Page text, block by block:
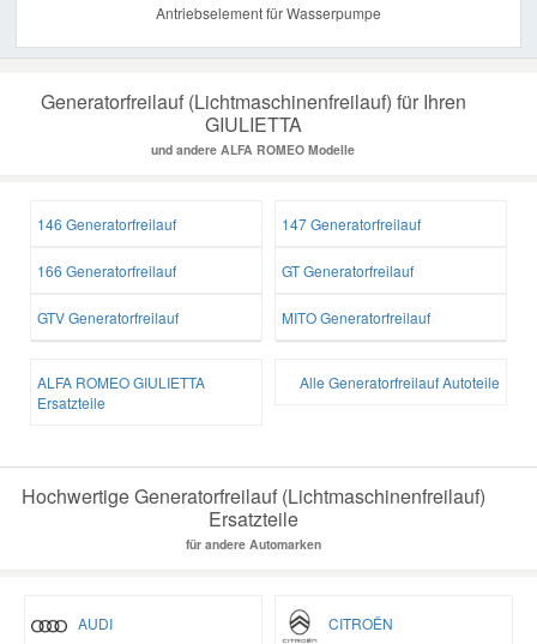
Antriebselement für Wasserpumpe
Generatorfreilauf (Lichtmaschinenfreilauf) für Ihren
GIULIETTA
und andere ALFA ROMEO Modelle
146 Generatorfreilauf 147 Generatorfreilauf
166 Generatorfreilauf GT Generatorfreilauf
GTV Generatorfreilauf MITO Generatorfreilauf
ALFA ROMEO GIULIETTA
Ersatzteile
Alle Generatorfreilauf Autoteile
Hochwertige Generatorfreilauf (Lichtmaschinenfreilauf)
Ersatzteile
für andere Automarken
AUDI CITROËN